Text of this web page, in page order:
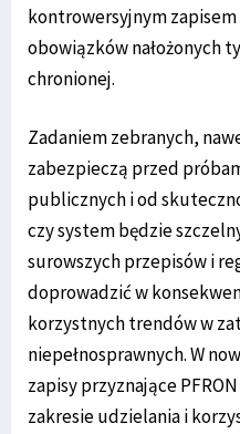
kontrowersyjnym
obowiązków nałożonych
chronionej.
Zadaniem zebranych,
zabezpieczą przed
publicznych i od
czy system będzie
surowszych przepisów i
doprowadzić w
korzystnych trendów w
niepełnosprawnych. W
zapisy przyznające
zakresie udzielania i